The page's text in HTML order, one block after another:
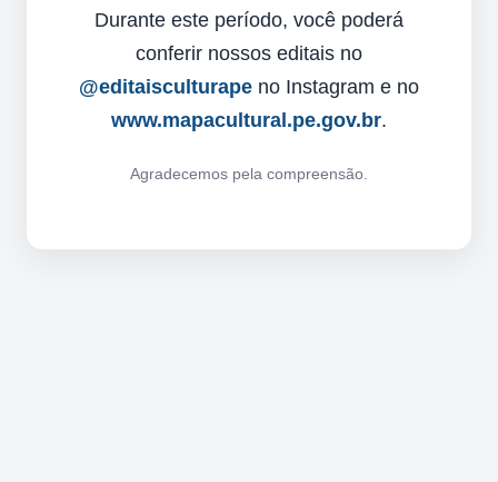
Durante este período, você poderá
conferir nossos editais no
@editaisculturape no Instagram e no
www.mapacultural.pe.gov.br.
Agradecemos pela compreensão.